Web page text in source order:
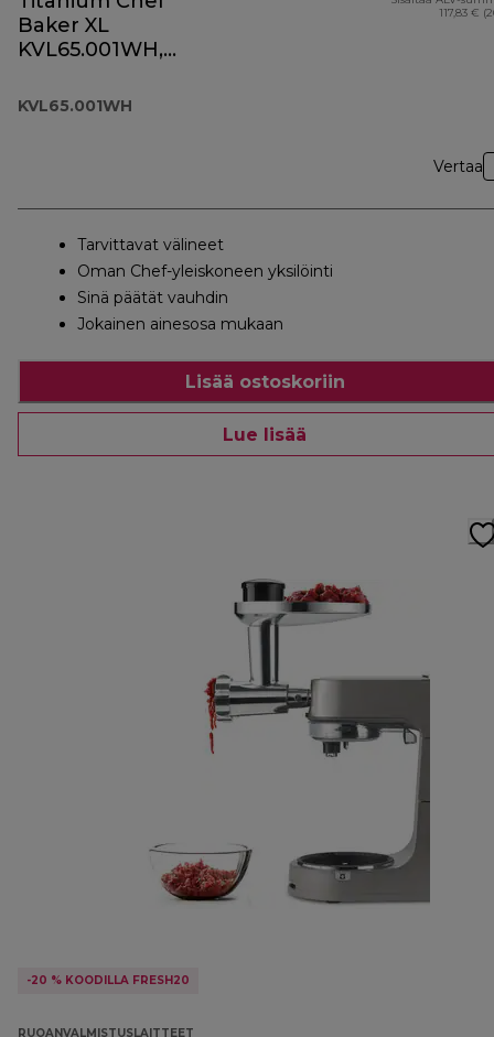
Baker XL
KVL65.001WH,
KVL65.001WH
117,83 €
Vertaa
Tarvittavat välineet
Oman Chef-yleiskoneen yksilöinti
Sinä päätät vauhdin
Jokainen ainesosa mukaan
Lisää ostoskoriin
Lue lisää
-20 % KOODILLA FRESH20
RUOANVALMISTUSLAITTEET